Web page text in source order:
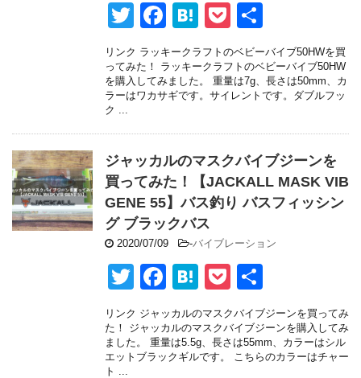
T
wi
tt
er
F
c
e
o
o
k
H
at
e
n
P
o
ck
et
有
リンク ラッキークラフトのベビーバイブ50HWを買
ってみた！ ラッキークラフトのベビーバイブ50HW
を購入してみました。 重量は7g、長さは50mm、カ
ラーはワカサギです。サイレントです。ダブルフッ
ク ...
ジャッカルのマスクバイブジーンを
買ってみた！【JACKALL MASK VIB
GENE 55】バス釣り バスフィッシン
グ ブラックバス
2020/07/09 -バイブレーション
T
wi
tt
er
F
a
c
e
H
at
e
n
P
o
ck
et
有
リンク ジャッカルのマスクバイブジーンを買ってみ
た！ ジャッカルのマスクバイブジーンを購入してみ
ました。 重量は5.5g、長さは55mm、カラーはシル
エットブラックギルです。 こちらのカラーはチャー
ト ...